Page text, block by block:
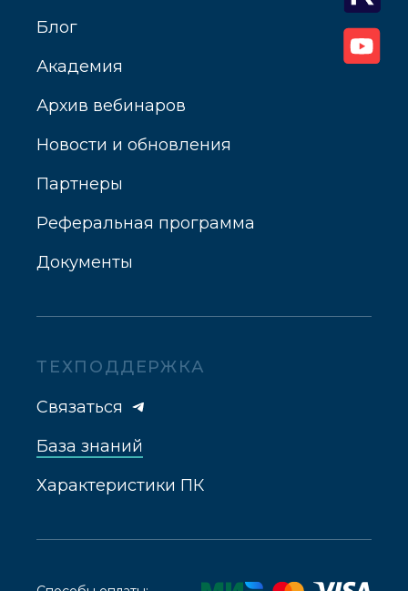
Блог
Академия
Архив вебинаров
Новости и обновления
Партнеры
Реферальная программа
Документы
ТЕХПОДДЕРЖКА
Связаться
База знаний
Характеристики ПК